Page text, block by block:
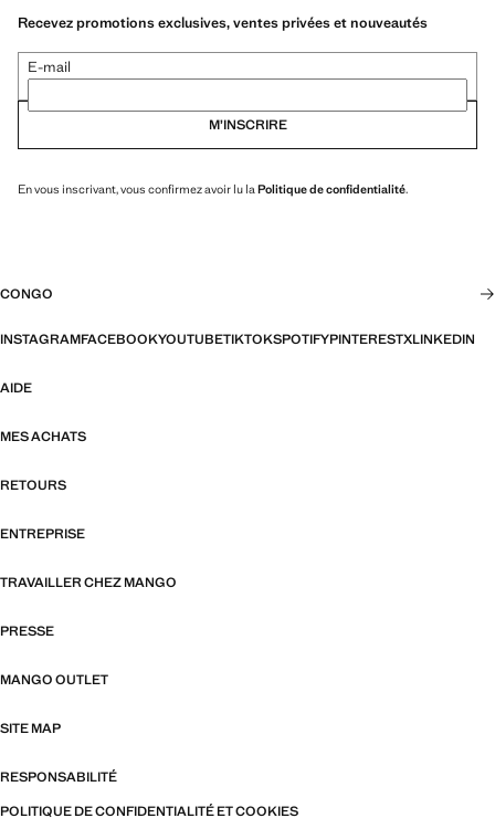
Recevez promotions exclusives, ventes privées et nouveautés
E-mail
M’INSCRIRE
En vous inscrivant, vous confirmez avoir lu la Politique de confidentialité.
CONGO
INSTAGRAMFACEBOOKYOUTUBETIKTOKSPOTIFYPINTERESTXLINKEDIN
AIDE
MES ACHATS
RETOURS
ENTREPRISE
TRAVAILLER CHEZ MANGO
PRESSE
MANGO OUTLET
SITE MAP
RESPONSABILITÉ
POLITIQUE DE CONFIDENTIALITÉ ET COOKIES